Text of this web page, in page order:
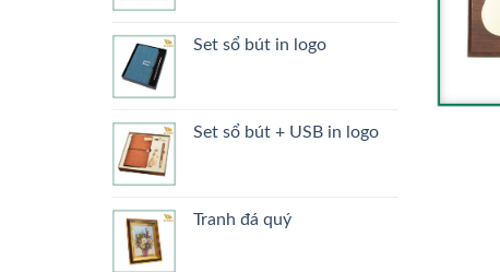
Set sổ bút in logo
Set sổ bút + USB in logo
Tranh đá quý